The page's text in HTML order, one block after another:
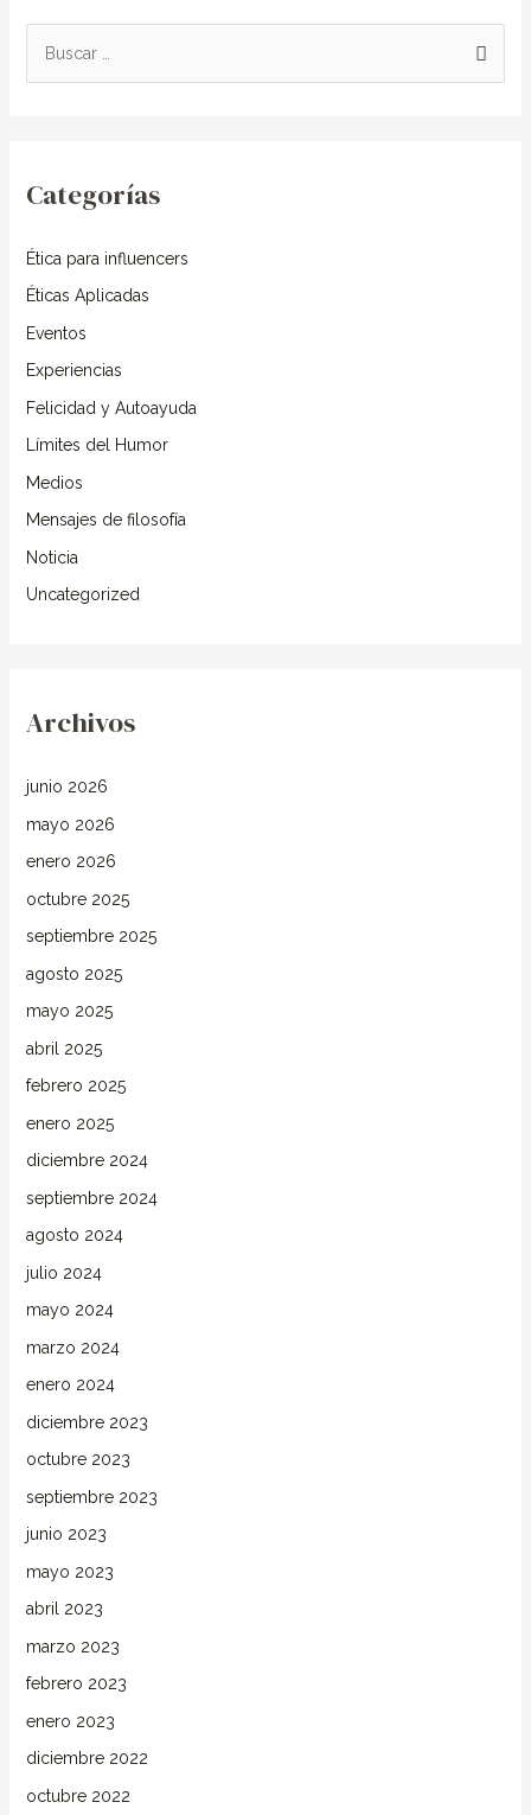
a
p
o
r
Categorías
Ética para influencers
Éticas Aplicadas
Eventos
Experiencias
Felicidad y Autoayuda
Límites del Humor
Medios
Mensajes de filosofía
Noticia
Uncategorized
Archivos
junio 2026
mayo 2026
enero 2026
octubre 2025
septiembre 2025
agosto 2025
mayo 2025
abril 2025
febrero 2025
enero 2025
diciembre 2024
septiembre 2024
agosto 2024
julio 2024
mayo 2024
marzo 2024
enero 2024
diciembre 2023
octubre 2023
septiembre 2023
junio 2023
mayo 2023
abril 2023
marzo 2023
febrero 2023
enero 2023
diciembre 2022
octubre 2022